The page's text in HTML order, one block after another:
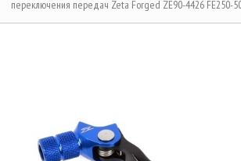
переключения передач Zeta Forged ZE90-4426 FE250-